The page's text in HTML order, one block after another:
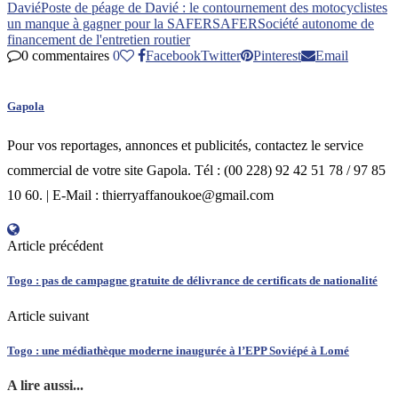
DaviéPoste de péage de Davié : le contournement des motocyclistes
un manque à gagner pour la SAFERSAFERSociété autonome de
financement de l'entretien routier
0 commentaires 0 FacebookTwitter Pinterest Email
Gapola
Pour vos reportages, annonces et publicités, contactez le service
commercial de votre site Gapola. Tél : (00 228) 92 42 51 78 / 97 85
10 60. | E-Mail : thierryaffanoukoe@gmail.com
Article précédent
Togo : pas de campagne gratuite de délivrance de certificats de nationalité
Article suivant
Togo : une médiathèque moderne inaugurée à l’EPP Soviépé à Lomé
A lire aussi...